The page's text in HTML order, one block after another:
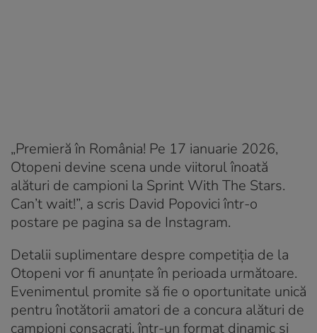
„Premieră în România! Pe 17 ianuarie 2026,
Otopeni devine scena unde viitorul înoată
alături de campioni la Sprint With The Stars.
Can’t wait!”, a scris David Popovici într-o
postare pe pagina sa de Instagram.
Detalii suplimentare despre competiția de la
Otopeni vor fi anunțate în perioada următoare.
Evenimentul promite să fie o oportunitate unică
pentru înotătorii amatori de a concura alături de
campioni consacrați, într-un format dinamic și